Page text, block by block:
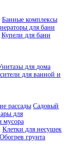
Банные комплексы
для бани
Купели для бани
для дома
для ванной и
рассады Садовый
для
мусора
Клетки для несушек
Обогрев грунта